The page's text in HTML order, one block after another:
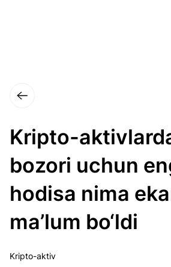
Kripto-
bozori uchun
hodisa nima
ma’lum bo‘ldi
Kripto-aktiv